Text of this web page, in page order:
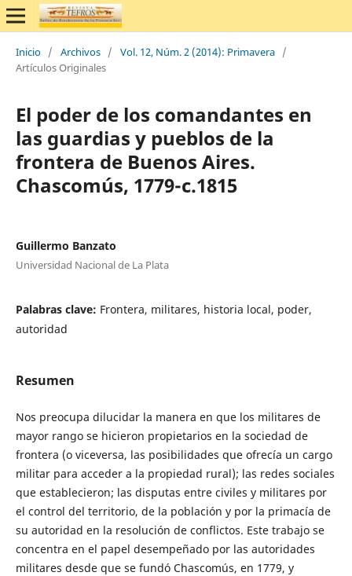
Inicio / Archivos / Vol. 12, Núm. 2 (2014): Primavera /
Artículos Originales
El poder de los comandantes en
las guardias y pueblos de la
frontera de Buenos Aires.
Chascomús, 1779-c.1815
Guillermo Banzato
Universidad Nacional de La Plata
Palabras clave: Frontera, militares, historia local, poder,
autoridad
Resumen
Nos preocupa dilucidar la manera en que los militares de
mayor rango se hicieron propietarios en la sociedad de
frontera (o viceversa, las posibilidades que ofrecía un cargo
militar para acceder a la propiedad rural); las redes sociales
que establecieron; las disputas entre civiles y militares por
el control del territorio, de la población y por la primacía de
su autoridad en la resolución de conflictos. Este trabajo se
concentra en el papel desempeñado por las autoridades
militares desde que se fundó Chascomús, en 1779, y